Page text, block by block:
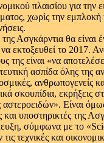
πλαισίου για την
χωρίς την εμπλοκή
Ασγκάρντια θα είναι
εκτοξευθεί το 2017.
της είναι «να
ασπίδα όλης της
ανθρωπογενείς
σκουπίδια, εκρήξεις
Είναι
και υποστηρικτές της
σύμφωνα με το
τεχνικές και